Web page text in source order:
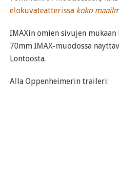
elokuvateatterissa koko
IMAXin omien sivujen
70mm IMAX-muodossa
Lontoosta.
Alla Oppenheimerin traileri: